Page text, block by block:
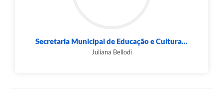
Secretaria Municipal de Educação e Cultura...
Juliana Bellodi